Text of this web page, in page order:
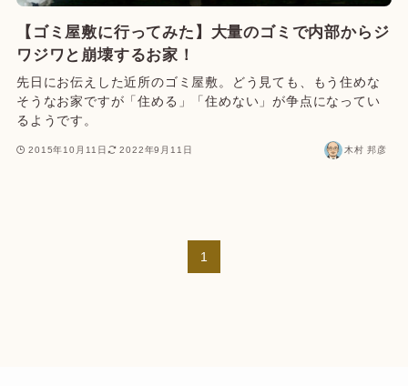
【ゴミ屋敷に行ってみた】大量のゴミで内部からジ
ワジワと崩壊するお家！
先日にお伝えした近所のゴミ屋敷。どう見ても、もう住めな
そうなお家ですが「住める」「住めない」が争点になってい
るようです。
2015年10月11日 2022年9月11日 木村 邦彦
1